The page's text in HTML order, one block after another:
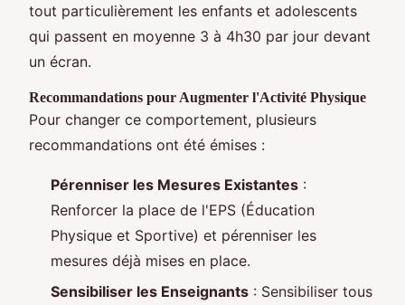
tout particulièrement les enfants et adolescents
qui passent en moyenne 3 à 4h30 par jour devant
un écran.
Recommandations pour Augmenter l'Activité Physique
Pour changer ce comportement, plusieurs
recommandations ont été émises :
Pérenniser les Mesures Existantes :
Renforcer la place de l'EPS (Éducation
Physique et Sportive) et pérenniser les
mesures déjà mises en place.
Sensibiliser les Enseignants : Sensibiliser tous